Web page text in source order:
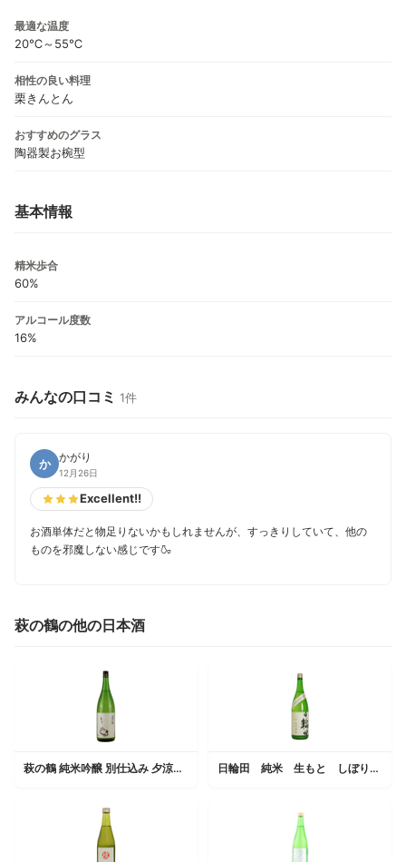
最適な温度
20℃～55℃
相性の良い料理
栗きんとん
おすすめのグラス
陶器製お椀型
基本情報
精米歩合
60%
アルコール度数
16%
みんなの口コミ 1件
か かがり
12月26日
Excellent!!
お酒単体だと物足りないかもしれませんが、すっきりしていて、他の
ものを邪魔しない感じです🍶
萩の鶴の他の日本酒
萩の鶴 純米吟醸 別仕込み 夕涼み 猫ラベル 日輪田 純米 生もと しぼりたて 生原酒